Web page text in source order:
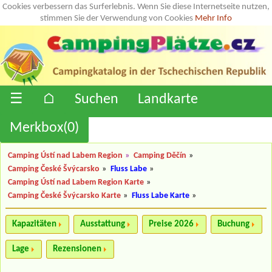
Cookies verbessern das Surferlebnis. Wenn Sie diese Internetseite nutzen,
stimmen Sie der Verwendung von Cookies Mehr Info
☰ ⌂ Suchen
Landkarte
Merkbox(0)
Camping Ústí nad Labem Region » Camping Děčín »
Camping České Švýcarsko » Fluss Labe »
Camping Ústí nad Labem Region Karte »
Camping České Švýcarsko Karte » Fluss Labe Karte »
Kapazitäten Ausstattung Preise 2026 Buchung
Lage Rezensionen